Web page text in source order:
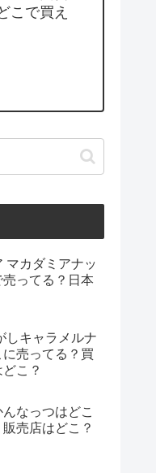
こで買え
マカダミアナッ
ってる？日本
しキャラメルナ
に売ってる？買
こ？
なっつはどこ
売店はどこ？